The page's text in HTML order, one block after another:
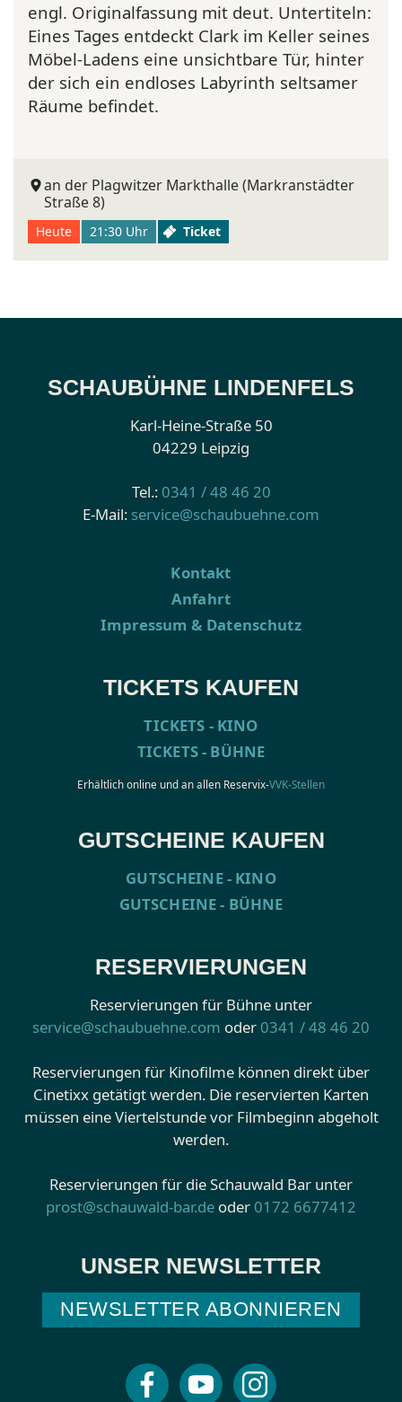
engl. Originalfassung mit deut. Untertiteln:
Eines Tages entdeckt Clark im Keller seines
Möbel-Ladens eine unsichtbare Tür, hinter
der sich ein endloses Labyrinth seltsamer
Räume befindet.
an der Plagwitzer Markthalle (Markranstädter
Straße 8)
Heute 21:30 Uhr Ticket
SCHAUBÜHNE LINDENFELS
Karl-Heine-Straße 50
04229 Leipzig
Tel.: 0341 / 48 46 20
E-Mail: service@schaubuehne.com
Kontakt
Anfahrt
Impressum & Datenschutz
TICKETS KAUFEN
TICKETS - KINO
TICKETS - BÜHNE
Erhältlich online und an allen Reservix-VVK-Stellen
GUTSCHEINE KAUFEN
GUTSCHEINE - KINO
GUTSCHEINE - BÜHNE
RESERVIERUNGEN
Reservierungen für Bühne unter
service@schaubuehne.com oder 0341 / 48 46 20
Reservierungen für Kinofilme können direkt über
Cinetixx getätigt werden. Die reservierten Karten
müssen eine Viertelstunde vor Filmbeginn abgeholt
werden.
Reservierungen für die Schauwald Bar unter
prost@schauwald-bar.de oder 0172 6677412
UNSER NEWSLETTER
NEWSLETTER ABONNIEREN